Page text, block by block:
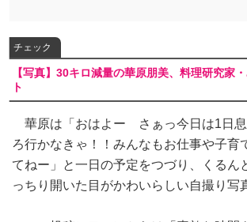
チェック
【写真】30キロ減量の華原朋美、料理研究家
ト
華原は「おはよー さぁっ今日は1日息
ろ行かなきゃ！！みんなもお仕事や子育
てねー」と一日の予定をつづり、くるん
っちり開いた目がかわいらしい自撮り写